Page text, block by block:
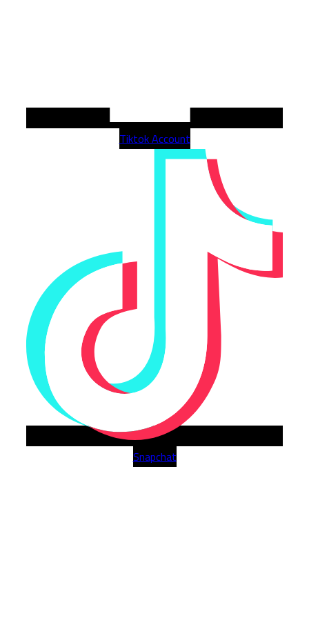
Tiktok Account
Snapchat